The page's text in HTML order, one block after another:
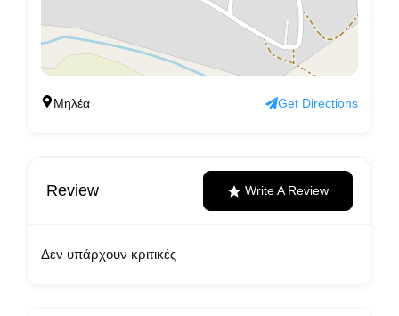
Μηλέα Get Directions
Review Write A Review
Δεν υπάρχουν κριτικές